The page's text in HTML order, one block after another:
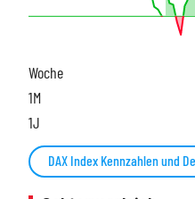
Woche
1M
1J
DAX Index Kennzahlen und